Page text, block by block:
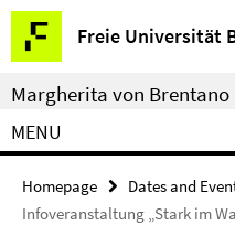
Springe
direkt
zu
Inhalt
Freie Universität
Service
Navigation
Margherita von Brentano
MENU
Homepage Dates and
Infoveranstaltung „Stark im